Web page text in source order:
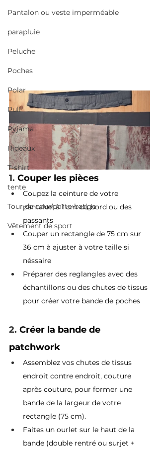
Pantalon ou veste imperméable
parapluie
Peluche
Poches
Polar
Pull
Pyjama
Rideaux
T-shirt
tente
Tour de cour/porte-badge
Vêtement de sport
1. Couper les pièces
Coupez la ceinture de votre
pantalon à 1 cm du bord ou des
passants
Couper un rectangle de 75 cm sur
36 cm à ajuster à votre taille si
néssaire
Préparer des reglangles avec des
échantillons ou des chutes de tissus
pour créer votre bande de poches
2. Créer la bande de
patchwork
Assemblez vos chutes de tissus
endroit contre endroit, couture
après couture, pour former une
bande de la largeur de votre
rectangle (75 cm).
Faites un ourlet sur le haut de la
bande (double rentré ou surjet +